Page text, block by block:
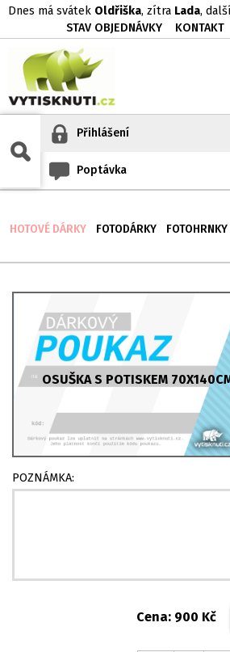
Dnes má svátek Oldřiška, zítra Lada,
STAV OBJEDNÁVKY
KONTAKT
Přihlášení
Poptávka
HOTOVÉ DÁRKY FOTODÁRKY FOTOHRNKY
OSUŠKA S POTISKEM
POZNÁMKA:
Cena: 900 Kč